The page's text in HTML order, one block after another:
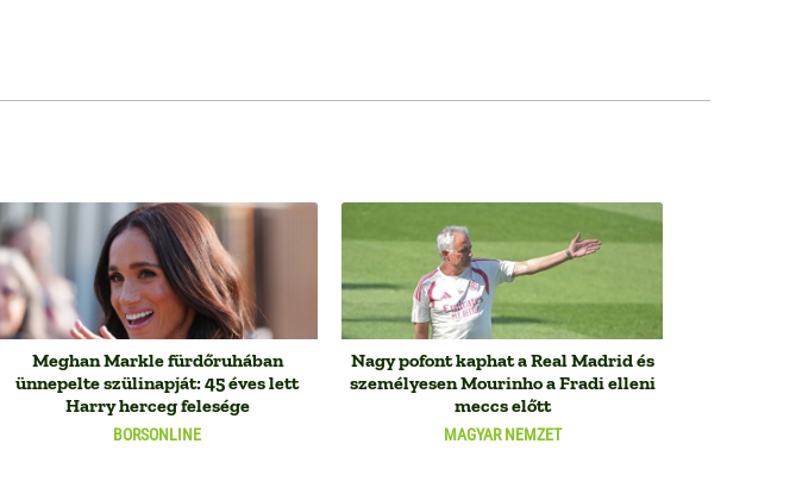
BORSONLINE
Meghan Markle fürdőruhában
ünnepelte szülinapját: 45 éves lett
Harry herceg felesége
MAGYAR NEMZET
Nagy pofont kaphat a Real Madrid és
személyesen Mourinho a Fradi elleni
meccs előtt